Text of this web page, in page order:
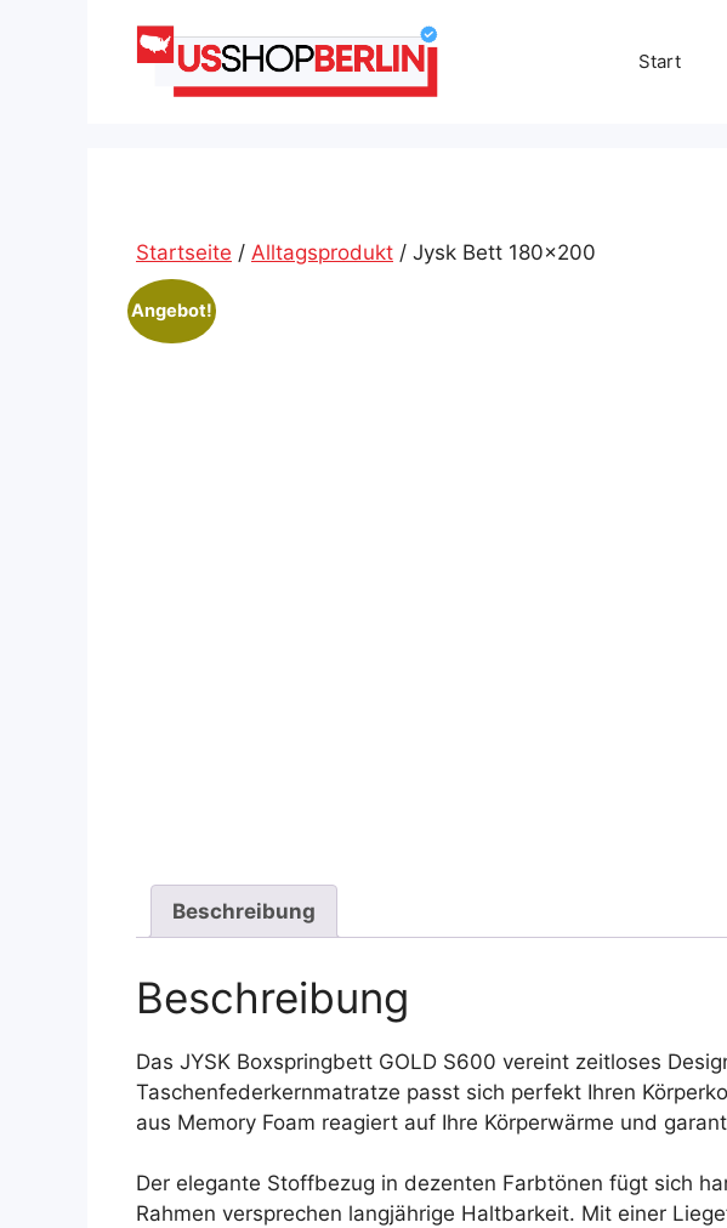
Start
Startseite / Alltagsprodukt / Jysk Bett 180×200
Angebot!
Beschreibung
Beschreibung
Das JYSK Boxspringbett GOLD S600 vereint zeitloses
Taschenfederkernmatratze passt sich perfekt Ihren
aus Memory Foam reagiert auf Ihre Körperwärme und
Der elegante Stoffbezug in dezenten Farbtönen fügt sich
Rahmen versprechen langjährige Haltbarkeit. Mit einer